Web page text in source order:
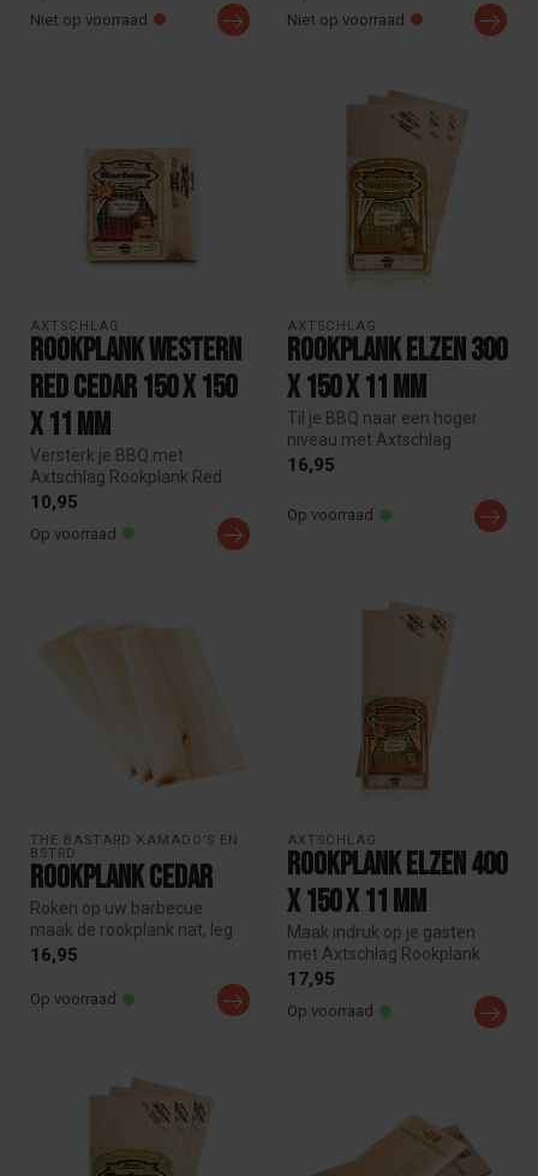
Niet op voorraad Niet op voorraad
AXTSCHLAG
Rookplank Western
red cedar 150 x 150
x 11 mm
Versterk je BBQ met
Axtschlag Rookplank Red
Cedar 150 x 150 x 11 mm
10,95
Op voorraad
AXTSCHLAG
Rookplank elzen 300
x 150 x 11 mm
Til je BBQ naar een hoger
niveau met Axtschlag
Rookplank Elzen 300 x 150 x
16,95
Op voorraad
THE BASTARD KAMADO’S EN
BSTRD
Rookplank Cedar
Roken op uw barbecue:
maak de rookplank nat, leg
de rookplank op het rooster
16,95
Op voorraad
AXTSCHLAG
Rookplank elzen 400
x 150 x 11 mm
Maak indruk op je gasten
met Axtschlag Rookplank
Elzen 400 x 150 x 11 mm
17,95
Op voorraad